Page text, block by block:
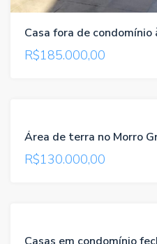
R$185.000,00
TROCA
R$130.000,00